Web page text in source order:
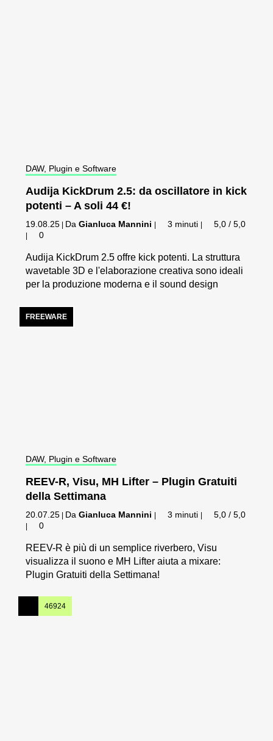
DAW, Plugin e Software
Audija KickDrum 2.5: da oscillatore in kick
potenti – A soli 44 €!
19.08.25 DaGianluca Mannini 3 minuti 5,0 / 5,0
0
Audija KickDrum 2.5 offre kick potenti. La struttura
wavetable 3D e l'elaborazione creativa sono ideali
per la produzione moderna e il sound design
FREEWARE
DAW, Plugin e Software
REEV-R, Visu, MH Lifter – Plugin Gratuiti
della Settimana
20.07.25 | DaGianluca Mannini | 3 minuti | 5,0 / 5,0
| 0
REEV-R è più di un semplice riverbero, Visu
visualizza il suono e MH Lifter aiuta a mixare:
Plugin Gratuiti della Settimana!
46924